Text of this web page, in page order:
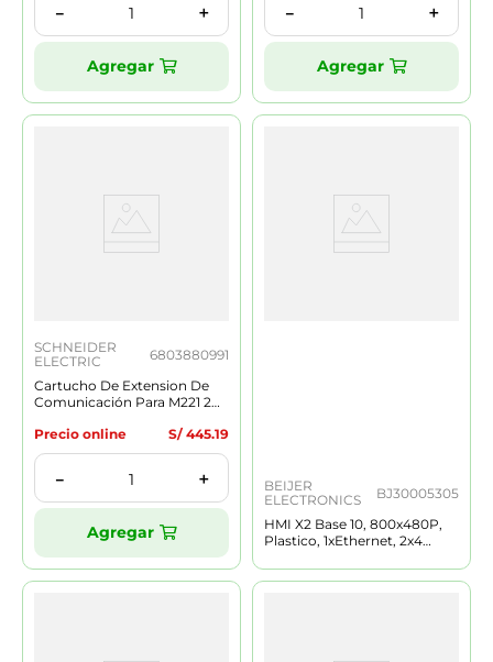
＋
－
Agregar
＋
－
Agregar
SCHNEIDER
ELECTRIC
6803880991
Cartucho De Extension De
Comunicación Para M221 2
Tmc2sl1
Precio online S/ 445.19
＋
－
Agregar
BEIJER
ELECTRONICS
BJ30005305
HMI X2 Base 10, 800x480P,
Plastico, 1xEthernet, 2x4
VDC IP65.